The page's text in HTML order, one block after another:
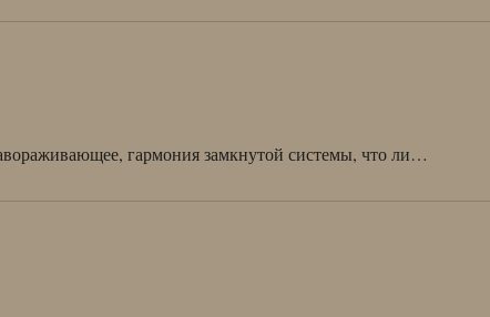
гармония замкнутой системы, что ли…